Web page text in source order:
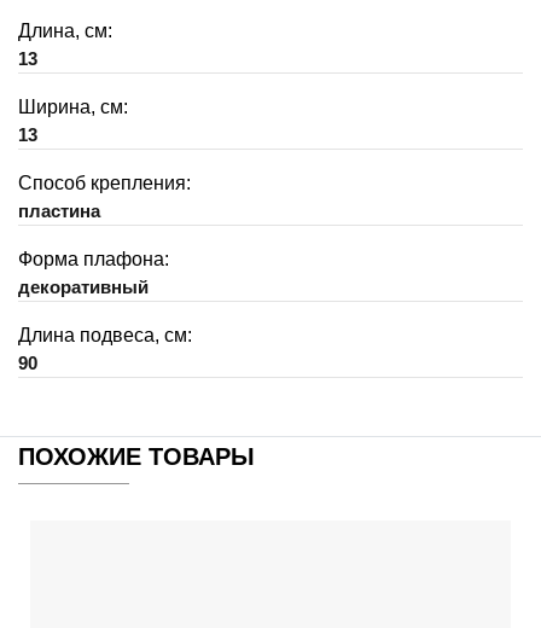
Длина, см:
13
Ширина, см:
13
Способ крепления:
пластина
Форма плафона:
декоративный
Длина подвеса, см:
90
ПОХОЖИЕ ТОВАРЫ